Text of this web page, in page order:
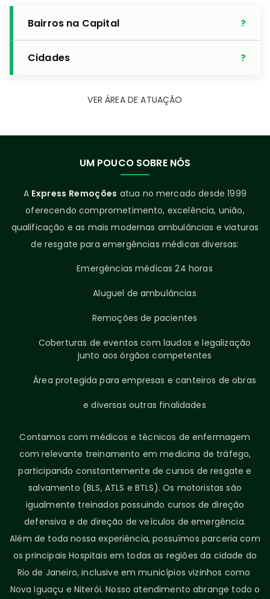
Bairros na Capital
Cidades
VER ÁREA DE ATUAÇÃO
UM POUCO SOBRE NÓS
A Express Remoções atua no mercado desde 1999
oferecendo comprometimento, excelência, união,
qualificação e as mais modernas ambulâncias e viaturas
de resgate para emergências médicas diversas:
Emergências médicas 24 horas
Aluguel de ambulâncias
Remoções de pacientes
Coberturas de eventos com laudos e legalização
junto aos órgãos competentes
Área protegida para empresas e canteiros de obras
e diversas outras finalidades
Contamos com médicos e técnicos de enfermagem
com relevante treinamento em medicina de tráfego,
participando constantemente de cursos de resgate e
salvamento (BLS, ATLS e BTLS). Os motoristas são
igualmente treinados possuindo cursos de direção
defensiva e de direção de veículos de emergência.
Além de toda nossa experiência, possuímos parceria com
os principais Hospitais em todas as regiões da cidade do
Rio de Janeiro, inclusive em municípios vizinhos como
Nova Iguaçu e Niterói. Nosso atendimento abrange todo o